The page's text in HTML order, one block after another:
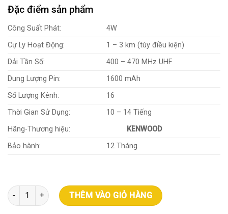
Đặc điểm sản phẩm
Công Suất Phát:
4W
Cự Ly Hoạt Động:
1 – 3 km (tùy điều kiện)
Dải Tần Số:
400 – 470 MHz UHF
Dung Lượng Pin:
1600 mAh
Số Lượng Kênh:
16
Thời Gian Sử Dụng:
10 – 14 Tiếng
Hãng-Thương hiệu:
KENWOOD
Bảo hành:
12 Tháng
Máy bộ đàm Kenwood TK 3107 số lượng
THÊM VÀO GIỎ HÀNG